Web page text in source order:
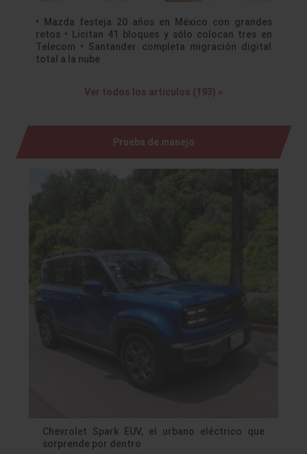
• Mazda festeja 20 años en México con grandes
retos • Licitan 41 bloques y sólo colocan tres en
Telecom • Santander completa migración digital
total a la nube
Ver todos los artículos (193) »
Prueba de manejo
Chevrolet Spark EUV, el urbano eléctrico que
sorprende por dentro